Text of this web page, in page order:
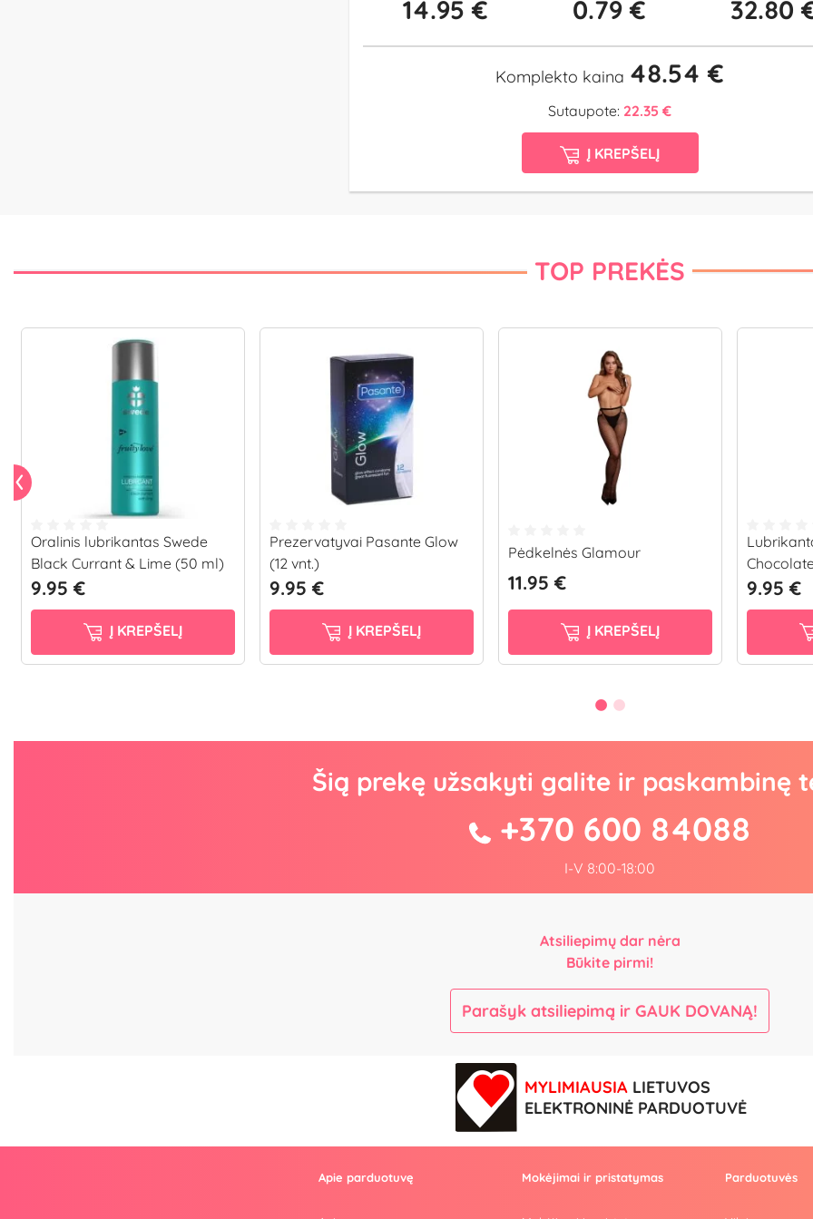
14.95 € 0.79 € 32.80
Komplekto kaina 48.54 €
Sutaupote: 22.35 €
Į KREPŠELĮ
TOP PREKĖS
Oralinis lubrikantas Swede
Black Currant & Lime (50 ml)
9.95 €
Į KREPŠELĮ
Prezervatyvai Pasante Glow
(12 vnt.)
9.95 €
Į KREPŠELĮ
Pėdkelnės Glamour
11.95 €
Į KREPŠELĮ
9.95 €
Šią prekę užsakyti galite ir paskambinę
+370 600 84088
I-V 8:00-18:00
Atsiliepimų dar nėra
Būkite pirmi!
Parašyk atsiliepimą ir GAUK DOVANĄ!
MYLIMIAUSIA LIETUVOS
ELEKTRONINĖ PARDUOTUVĖ
Apie parduotuvę Mokėjimai ir pristatymas Parduotuvės